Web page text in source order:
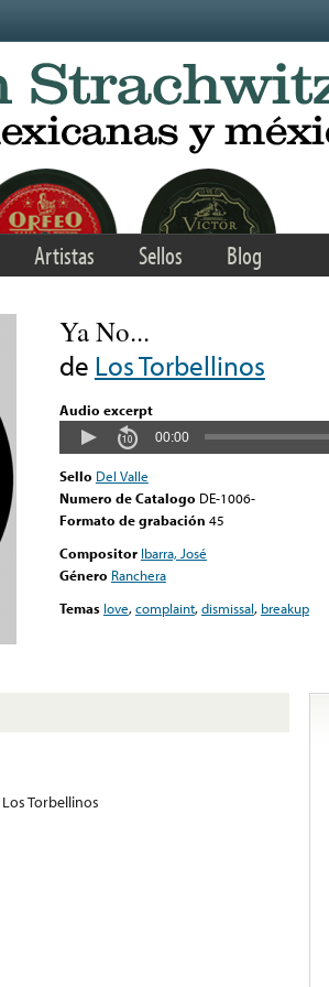
Artistas Sellos Blog
Ya No...
de Los Torbellinos
Audio excerpt
00:00
Sello Del Valle
Numero de Catalogo DE-1006-
Formato de grabación 45
Compositor Ibarra, José
Género Ranchera
Temas love,complaint,dismissal, breakup
Los Torbellinos